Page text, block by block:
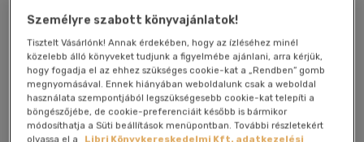
Egész Szlovákia elfért egy
tutajon...
Demmel József
Személyre szabott könyvajánlatok!
Tisztelt Vásárlónk! Annak érdekében, hogy az ízléséhez minél
közelebb álló könyveket tudjunk a figyelmébe ajánlani, arra kérjük,
hogy fogadja el az ehhez szükséges cookie-kat a „Rendben” gomb
megnyomásával. Ennek hiányában weboldalunk csak a weboldal
használata szempontjából legszükségesebb cookie-kat telepíti a
böngészőjébe, de cookie-preferenciáit később is bármikor
módosíthatja a Süti beállítások menüpontban. További részletekért
olvassa el a
Libri Könyvkereskedelmi Kft. adatkezelési